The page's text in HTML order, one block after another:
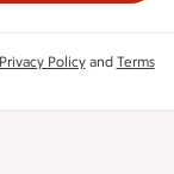
Privacy Policyand Terms